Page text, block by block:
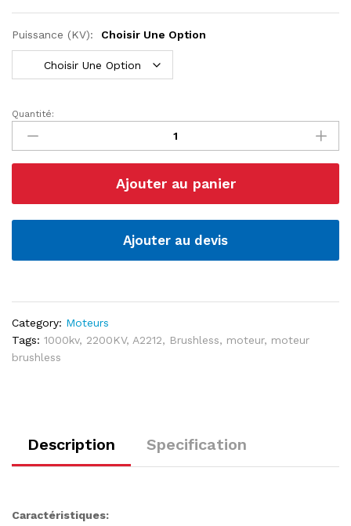
Puissance (KV): Choisir Une Option
Moteur
Brushless
A2212
(
|
2200KV
Quantité:
Ajouter au panier
Ajouter au devis
Category: Moteurs
Tags: 1000kv, 2200KV, A2212, Brushless, moteur, moteur
brushless
Description Specification
Caractéristiques: